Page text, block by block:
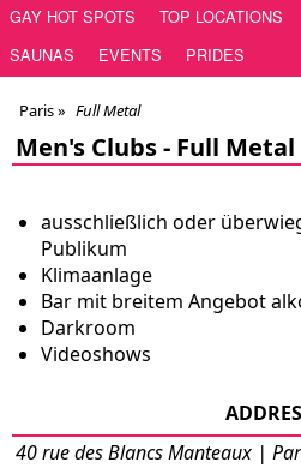
GAY HOT SPOTS TOP LOCATIONS
SAUNAS
EVENTS PRIDES
Paris» Full Metal
Men's Clubs - Full Metal
ausschließlich oder
Publikum
Klimaanlage
Bar mit breitem Angebot
Darkroom
Videoshows
40 rue des Blancs Manteaux |